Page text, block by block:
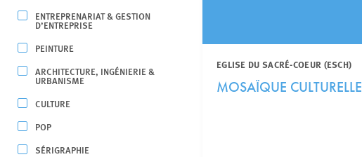
ENTREPRENARIAT & GESTION
D’ENTREPRISE
PEINTURE
ARCHITECTURE, INGÉNIERIE &
URBANISME
CULTURE
POP
SÉRIGRAPHIE
EGLISE DU SACRÉ-COEUR (ESCH)
MOSAÏQUE CULTURELLE